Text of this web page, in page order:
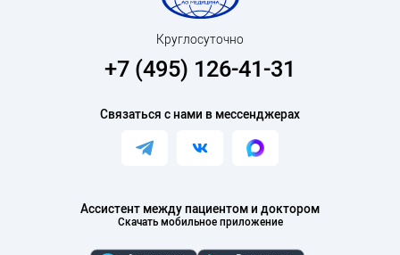
Ассистент между пациентом и доктором
Скачать мобильное приложение
Круглосуточно
+7 (495) 126-41-31
Связаться с нами в мессенджерах